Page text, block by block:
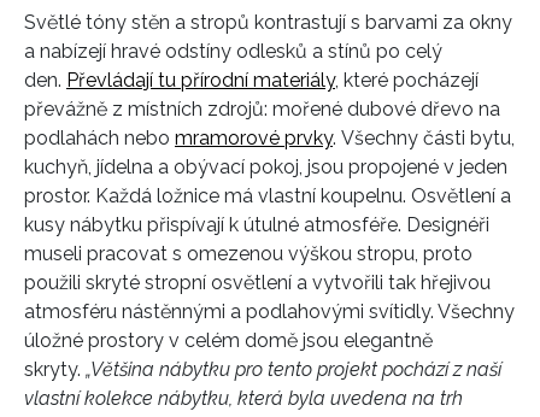
Světlé tóny stěn a stropů kontrastují s barvami za okny
a nabízejí hravé odstíny odlesků a stínů po celý
den. Převládají tu přírodní materiály, které pocházejí
převážně z místních zdrojů: mořené dubové dřevo na
podlahách nebo mramorové prvky. Všechny části bytu,
kuchyň, jídelna a obývací pokoj, jsou propojené v jeden
prostor. Každá ložnice má vlastní koupelnu. Osvětlení a
kusy nábytku přispívají k útulné atmosféře. Designéři
museli pracovat s omezenou výškou stropu, proto
použili skryté stropní osvětlení a vytvořili tak hřejivou
atmosféru nástěnnými a podlahovými svítidly. Všechny
úložné prostory v celém domě jsou elegantně
skryty. „Většina nábytku pro tento projekt pochází z naší
vlastní kolekce nábytku, která byla uvedena na trh